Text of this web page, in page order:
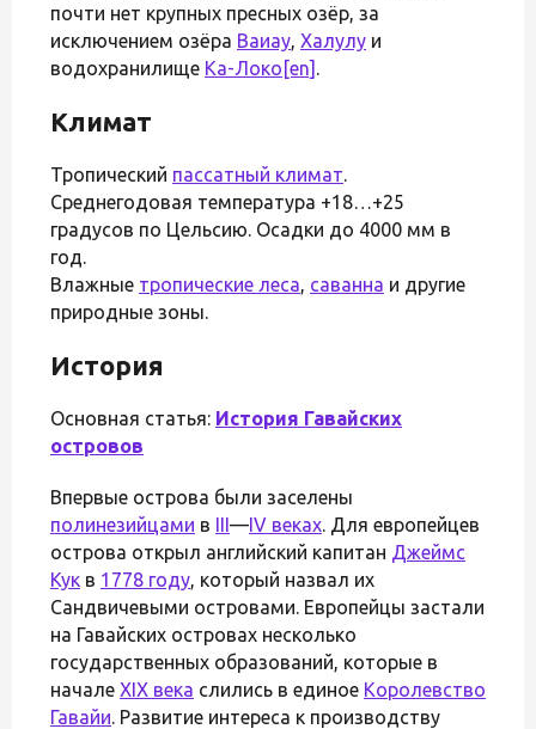
почти нет крупных пресных озёр, за
исключением озёра Ваиау, Халулу и
водохранилище Ка-Локо [en] .
Климат
Тропический пассатный климат.
Среднегодовая температура +18…+25
градусов по Цельсию. Осадки до 4000 мм в
год.
Влажные тропические леса, саванна и другие
природные зоны.
История
Основная статья: История Гавайских
островов
Впервые острова были заселены
полинезийцами в III—IV веках. Для европейцев
острова открыл английский капитан Джеймс
Кук в 1778 году, который назвал их
Сандвичевыми островами. Европейцы застали
на Гавайских островах несколько
государственных образований, которые в
начале XIX века слились в единое Королевство
Гавайи. Развитие интереса к производству